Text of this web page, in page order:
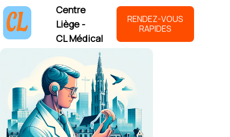
Centre
Liège -
CL Médical
RENDEZ-VOUS
RAPIDES